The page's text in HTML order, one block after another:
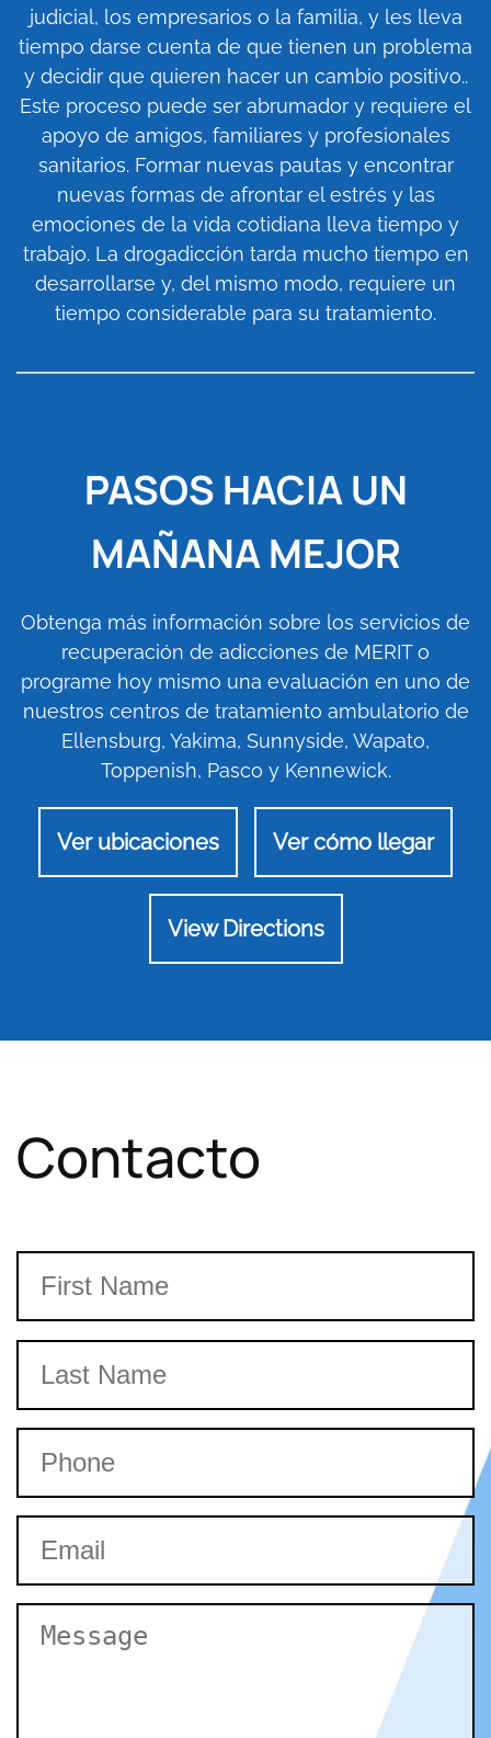
judicial, los empresarios o la familia, y les lleva
tiempo darse cuenta de que tienen un problema
y decidir que quieren hacer un cambio positivo..
Este proceso puede ser abrumador y requiere el
apoyo de amigos, familiares y profesionales
sanitarios. Formar nuevas pautas y encontrar
nuevas formas de afrontar el estrés y las
emociones de la vida cotidiana lleva tiempo y
trabajo. La drogadicción tarda mucho tiempo en
desarrollarse y, del mismo modo, requiere un
tiempo considerable para su tratamiento.
PASOS HACIA UN
MAÑANA MEJOR
Obtenga más información sobre los servicios de
recuperación de adicciones de MERIT o
programe hoy mismo una evaluación en uno de
nuestros centros de tratamiento ambulatorio de
Ellensburg, Yakima, Sunnyside, Wapato,
Toppenish, Pasco y Kennewick.
Ver ubicaciones Ver cómo llegar
View Directions
Contacto
Nombre
Apellidos
Untitled